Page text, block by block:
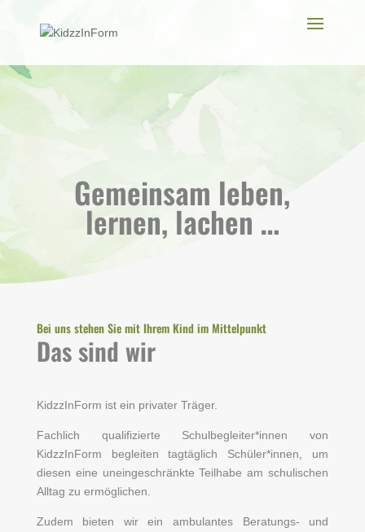
Gemeinsam leben,
lernen, lachen …
Bei uns stehen Sie mit Ihrem Kind im Mittelpunkt
Das sind wir
KidzzInForm ist ein privater Träger.
Fachlich qualifizierte Schulbegleiter*innen von
KidzzInForm begleiten tagtäglich Schüler*innen, um
diesen eine uneingeschränkte Teilhabe am schulischen
Alltag zu ermöglichen.
Zudem bieten wir ein ambulantes Beratungs- und